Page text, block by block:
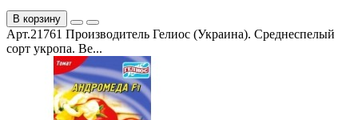
В корзину
Арт.21761 Производитель Гелиос (Украина). Среднеспелый
сорт укропа. Ве...